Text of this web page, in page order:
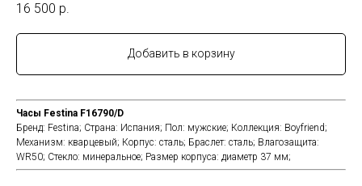
16 500 р.
Добавить в корзину
Часы Festina F16790/D
Бренд: Festina; Страна: Испания; Пол: мужские; Коллекция: Boyfriend;
Механизм: кварцевый; Корпус: сталь; Браслет: сталь; Влагозащита:
WR50; Стекло: минеральное; Размер корпуса: диаметр 37 мм;